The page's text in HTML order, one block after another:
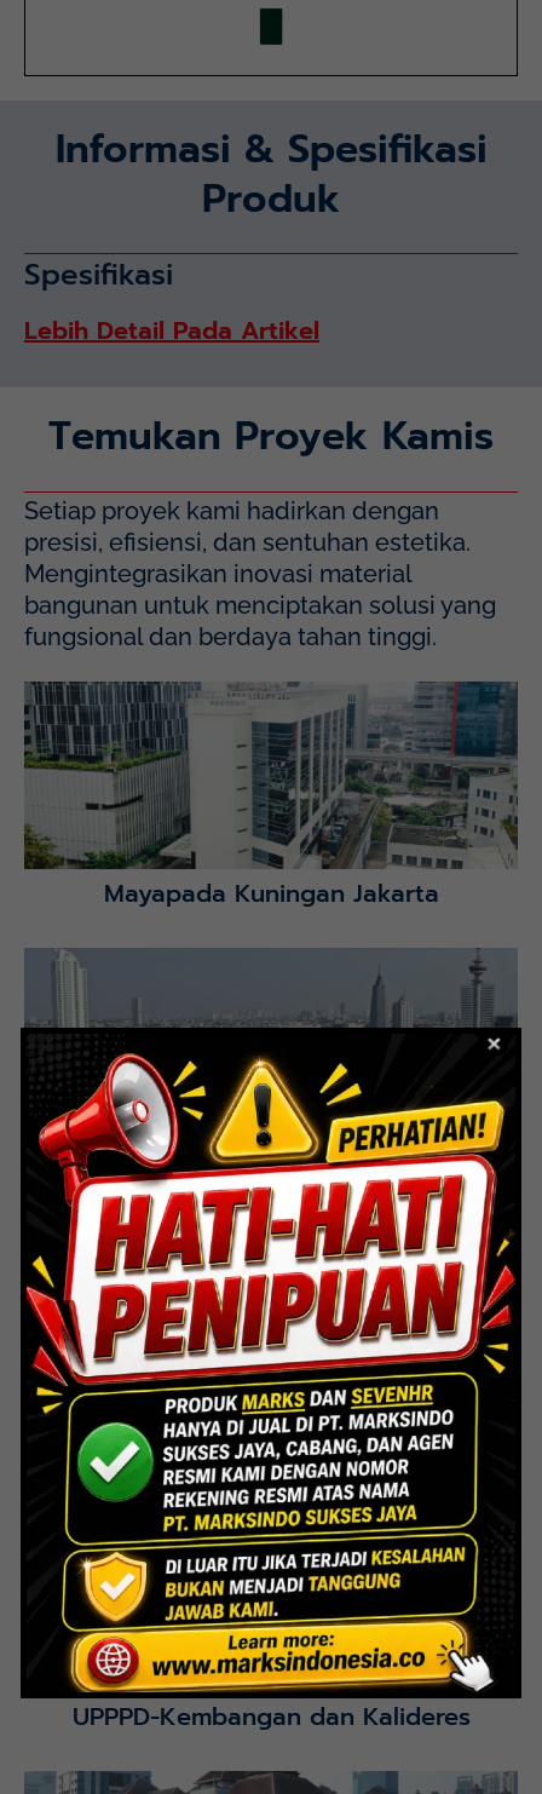
Informasi & Spesifikasi
Produk
Spesifikasi
Lebih Detail Pada Artikel
Temukan Proyek Kamis
Setiap proyek kami hadirkan dengan
presisi, efisiensi, dan sentuhan estetika.
Mengintegrasikan inovasi material
bangunan untuk menciptakan solusi yang
fungsional dan berdaya tahan tinggi.
Mayapada Hospital Kuningan (MHKN), Kuningan, Jakarta
Selatan.
Lihat Detail Proyek
Mayapada Kuningan Jakarta
Lihat Detail Proyek
Indoor Multifunction Stadium (FIBA)
Senayan
Lihat Detail Proyek
Interior Bank BTN Jatimurni, Bekasi
Lihat Detail Proyek
UPPPD-Kembangan dan Kalideres